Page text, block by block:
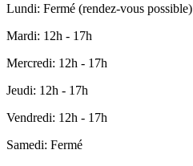
Lundi: Fermé (rendez-vous possible)
Mardi: 12h - 17h
Mercredi: 12h - 17h
Jeudi: 12h - 17h
Vendredi: 12h - 17h
Samedi: Fermé